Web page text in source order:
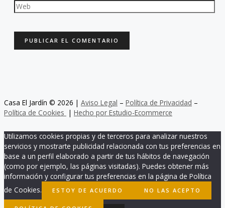
Casa El Jardín © 2026 | Aviso Legal – Política de Privacidad –
Política de Cookies | Hecho por Estudio-Ecommerce
Utilizamos cookies propias y de terceros para analizar nuestros
servicios y mostrarte publicidad relacionada con tus preferencias en
base a un perfil elaborado a partir de tus hábitos de navegación
(como por ejemplo, las páginas visitadas). Puedes obtener más
información y configurar tus preferencias en la página de Política
de Cookies.
ESTOY DE ACUERDO NO LAS ACEPTO